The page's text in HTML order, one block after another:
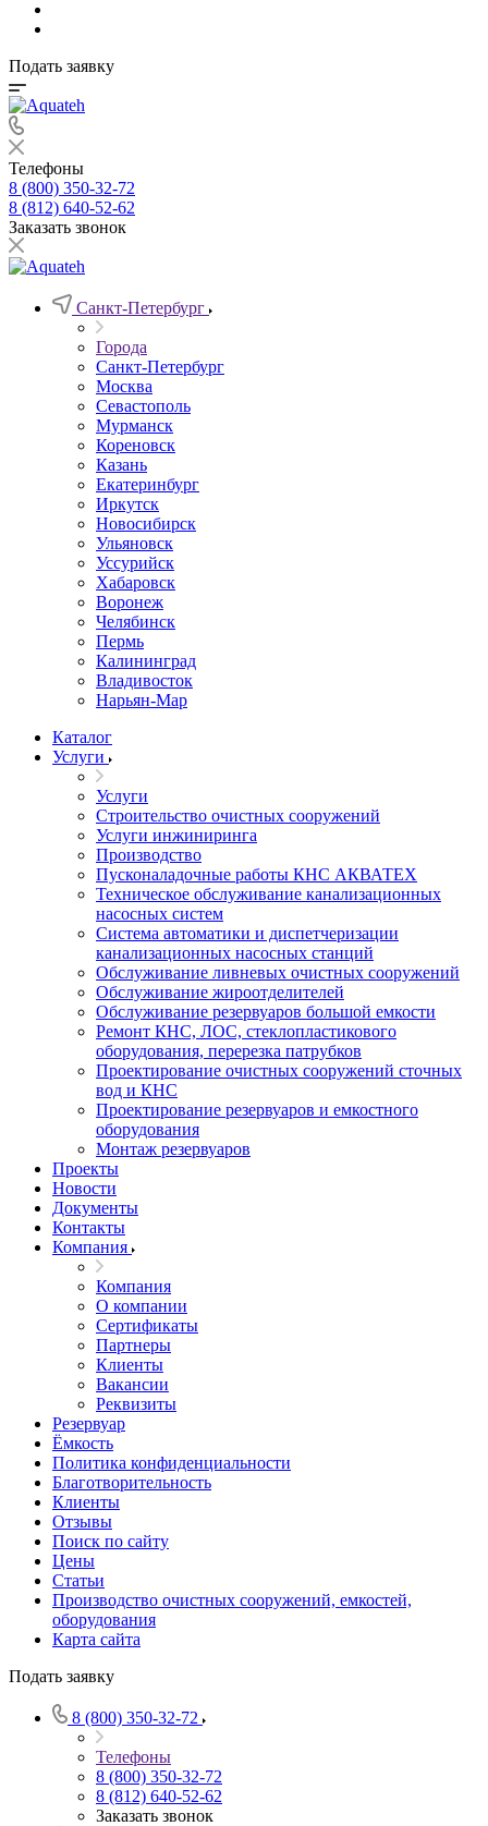
Подать заявку
Телефоны
8 (800) 350-32-72
8 (812) 640-52-62
Заказать звонок
Санкт-Петербург
Города
Санкт-Петербург
Москва
Севастополь
Мурманск
Кореновск
Казань
Екатеринбург
Иркутск
Новосибирск
Ульяновск
Уссурийск
Хабаровск
Воронеж
Челябинск
Пермь
Калининград
Владивосток
Нарьян-Мар
Каталог
Услуги
Услуги
Строительство очистных сооружений
Услуги инжиниринга
Производство
Пусконаладочные работы КНС АКВАТЕХ
Техническое обслуживание канализационных
насосных систем
Система автоматики и диспетчеризации
канализационных насосных станций
Обслуживание ливневых очистных сооружений
Обслуживание жироотделителей
Обслуживание резервуаров большой емкости
Ремонт КНС, ЛОС, стеклопластикового
оборудования, перерезка патрубков
Проектирование очистных сооружений сточных
вод и КНС
Проектирование резервуаров и емкостного
оборудования
Монтаж резервуаров
Проекты
Новости
Документы
Контакты
Компания
Компания
О компании
Сертификаты
Партнеры
Клиенты
Вакансии
Реквизиты
Резервуар
Ёмкость
Политика конфиденциальности
Благотворительность
Клиенты
Отзывы
Поиск по сайту
Цены
Статьи
Производство очистных сооружений, емкостей,
оборудования
Карта сайта
Подать заявку
8 (800) 350-32-72
Телефоны
8 (800) 350-32-72
8 (812) 640-52-62
Заказать звонок